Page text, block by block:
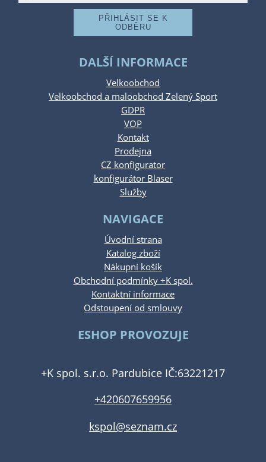
DALŠÍ INFORMACE
Velkoobchod
Velkoobchod a maloobchod Zelený Sport
GDPR
VOP
Kontakt
Prodejna
CZ konfigurator
konfigurátor Blaser
Služby
NAVIGACE
Úvodní strana
Katalog zboží
Nákupní košík
Obchodní podmínky +K spol.
Kontaktní informace
Odstoupení od smlouvy
ESHOP PROVOZUJE
+K spol. s.r.o. Pardubice IČ:63221217
+420607659956
kspol@seznam.cz